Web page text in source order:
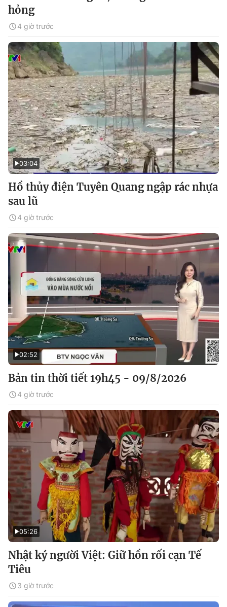
hỏng
4 giờ trước
03:04
Hồ thủy điện Tuyên Quang ngập rác nhựa
sau lũ
4 giờ trước
02:52
Bản tin thời tiết 19h45 - 09/8/2026
4 giờ trước
05:26
Nhật ký người Việt: Giữ hồn rối cạn Tế
Tiêu
3 giờ trước